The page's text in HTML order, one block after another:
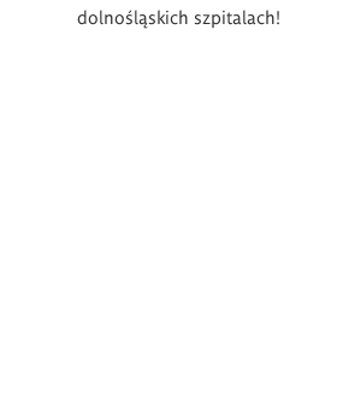
dolnośląskich szpitalach!